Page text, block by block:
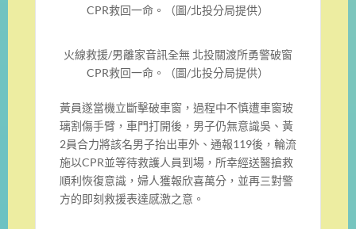
CPR救回一命。（圖/北投分局提供）
火線救援/男離家音訊全無 北投關渡所勇警破窗
CPR救回一命。（圖/北投分局提供）
黃員遂當機立斷擊破車窗，過程中不慎遭車窗玻
璃割傷手臂，車門打開後，男子仍無意識吳、黃
2員合力將該名男子抬出車外、通報119後，輪流
施以CPR並等待救護人員到場，所幸經送醫搶救
順利恢復意識，婦人獲報欣喜萬分，並再三對警
方的即刻救援表達感激之意。